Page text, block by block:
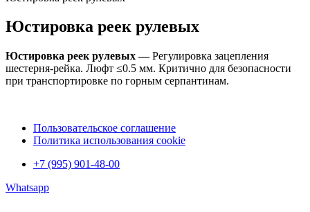
Юстировка реек рулевых
Юстировка реек рулевых —Регулировка зацепления
шестерня-рейка. Люфт ≤0.5 мм. Критично для безопасности
при транспортировке по горным серпантинам.
Пользовательское соглашение
Политика использования cookie
+7 (995) 901-48-00
Whatsapp